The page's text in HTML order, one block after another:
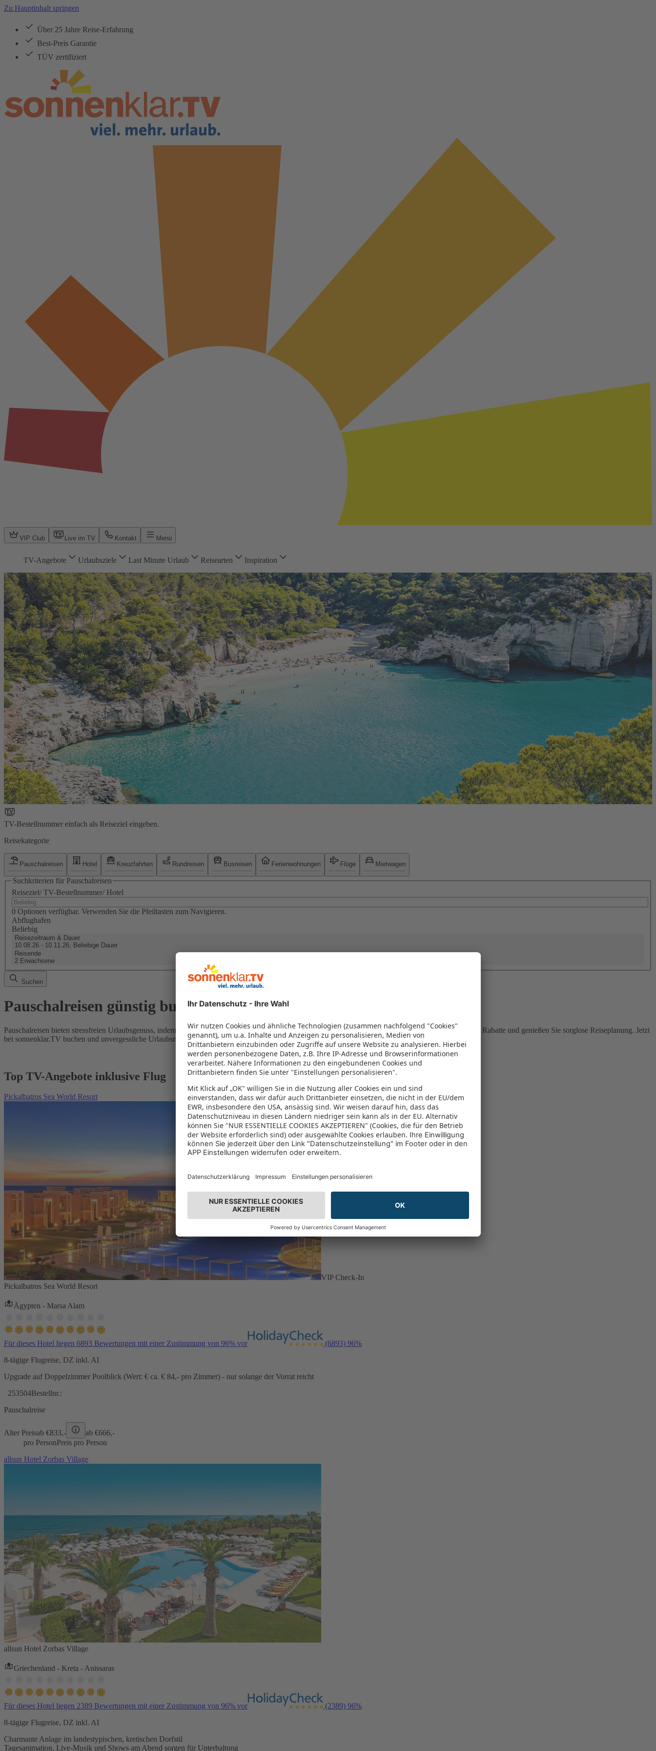
Zu Hauptinhalt springen
Über 25 Jahre Reise-Erfahrung
Best-Preis Garantie
TÜV zertifiziert
VIP Club Live im TV Kontakt Menü
TV-Angebote Urlaubsziele Last Minute Urlaub Reisearten Inspiration
TV-Bestellnummer einfach als Reiseziel eingeben.
Reisekategorie
Pauschalreisen Hotel Kreuzfahrten Rundreisen Busreisen Ferienwohnungen Flüge Mietwagen
Suchkriterien für Pauschalreisen
Reiseziel/ TV-Bestellnummer/ Hotel
0 Optionen verfügbar. Verwenden Sie die Pfeiltasten zum Navigieren.
Abflughafen
Beliebig
Reisezeitraum & Dauer
10.08.26 - 10.11.26, Beliebige Dauer
Reisende
2 Erwachsene
Suchen
Pauschalreisen günstig buchen
Pauschalreisen bieten stressfreien Urlaubsgenuss, indem Flug und Hotel in einem Paket kombiniert werden – das spart Zeit und Geld. Nutzen Sie attraktive Rabatte und genießen Sie sorglose Reiseplanung. Jetzt
bei sonnenklar.TV buchen und unvergessliche Urlaubsmomente erleben!
Top TV-Angebote inklusive Flug
Pickalbatros Sea World Resort
VIP Check-In
Pickalbatros Sea World Resort
Ägypten - Marsa Alam
Für dieses Hotel liegen 6893 Bewertungen mit einer Zustimmung von 96% vor (6893) 96%
8-tägige Flugreise, DZ inkl. AI
Upgrade auf Doppelzimmer Poolblick (Wert: € ca. € 84,- pro Zimmer) - nur solange der Vorrat reicht
253504Bestellnr.:
Pauschalreise
Alter Preisab €833,- ab €666,-
pro PersonPreis pro Person
allsun Hotel Zorbas Village
allsun Hotel Zorbas Village
Griechenland - Kreta - Anissaras
Für dieses Hotel liegen 2389 Bewertungen mit einer Zustimmung von 96% vor (2389) 96%
8-tägige Flugreise, DZ inkl. AI
Charmante Anlage im landestypischen, kretischen Dorfstil
Tagesanimation, Live-Musik und Shows am Abend sorgen für Unterhaltung